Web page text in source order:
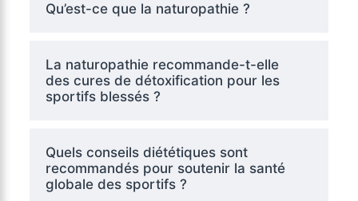
Qu’est-ce que la naturopathie ?
La naturopathie recommande-t-elle
des cures de détoxification pour les
sportifs blessés ?
Quels conseils diététiques sont
recommandés pour soutenir la santé
globale des sportifs ?